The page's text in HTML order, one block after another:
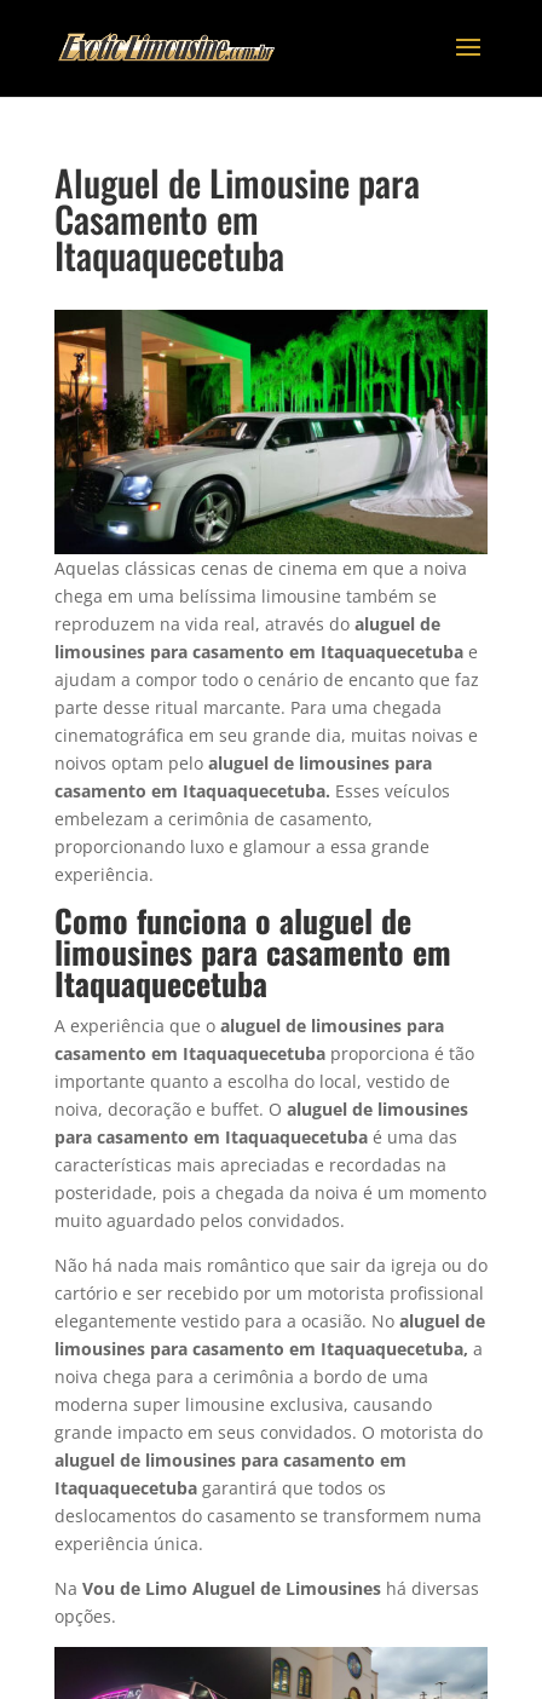
Aluguel de Limousine para
Casamento em
Itaquaquecetuba
Aquelas clássicas cenas de cinema em que a noiva
chega em uma belíssima limousine também se
reproduzem na vida real, através do aluguel de
limousines para casamento em Itaquaquecetubae
ajudam a compor todo o cenário de encanto que faz
parte desse ritual marcante. Para uma chegada
cinematográfica em seu grande dia, muitas noivas e
noivos optam pelo aluguel de limousines para
casamento em Itaquaquecetuba. Esses veículos
embelezam a cerimônia de casamento,
proporcionando luxo e glamour a essa grande
experiência.
Como funciona o aluguel de
limousines para casamento em
Itaquaquecetuba
A experiência que o aluguel de limousines para
casamento em Itaquaquecetubaproporciona é tão
importante quanto a escolha do local, vestido de
noiva, decoração e buffet. O aluguel de limousines
para casamento em Itaquaquecetubaé uma das
características mais apreciadas e recordadas na
posteridade, pois a chegada da noiva é um momento
muito aguardado pelos convidados.
Não há nada mais romântico que sair da igreja ou do
cartório e ser recebido por um motorista profissional
elegantemente vestido para a ocasião. No aluguel de
limousines para casamento em Itaquaquecetuba, a
noiva chega para a cerimônia a bordo de uma
moderna super limousine exclusiva, causando
grande impacto em seus convidados. O motorista do
aluguel de limousines para casamento em
Itaquaquecetubagarantirá que todos os
deslocamentos do casamento se transformem numa
experiência única.
Na Vou de Limo Aluguel de Limousineshá diversas
opções.